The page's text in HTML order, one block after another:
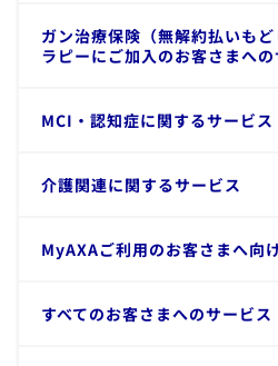
ガン治療保険（無解約払いも
ラピーにご加入のお客さまへ
​MCI・認知症に関するサービス
​介護関連に関するサービス
​MyAXAご利用のお客さまへ向
​すべてのお客さまへのサービス